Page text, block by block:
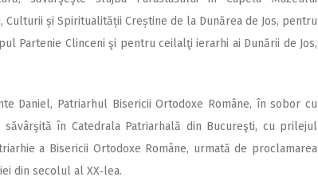
Culturii și Spiritualității Creștine de la Dunărea de Jos, pentru
Partenie Clinceni şi pentru ceilalţi ierarhi ai Dunării de Jos,
Daniel, Patriarhul Bisericii Ortodoxe Române, în sobor cu
în Catedrala Patriarhală din Bucureşti, cu prilejul
a Bisericii Ortodoxe Române, urmată de pro­clamarea
din secolul al XX‑lea.